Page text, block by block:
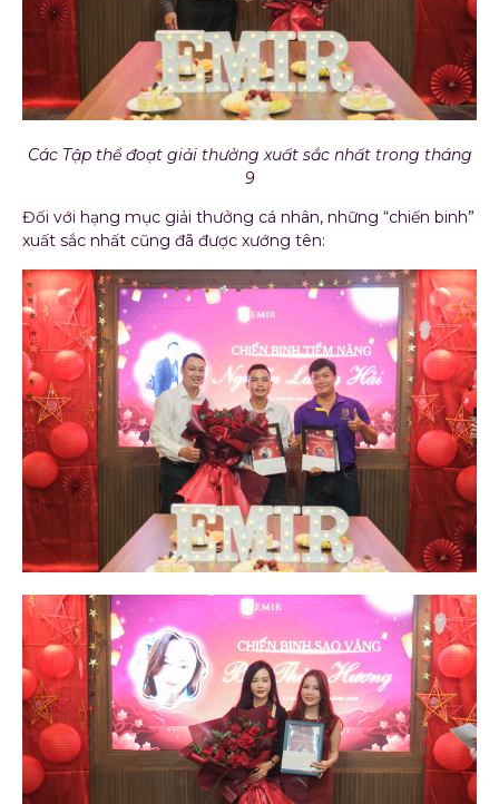
Các Tập thể đoạt giải thưởng xuất sắc nhất trong tháng
9
Đối với hạng mục giải thưởng cá nhân, những “chiến binh”
xuất sắc nhất cũng đã được xướng tên: